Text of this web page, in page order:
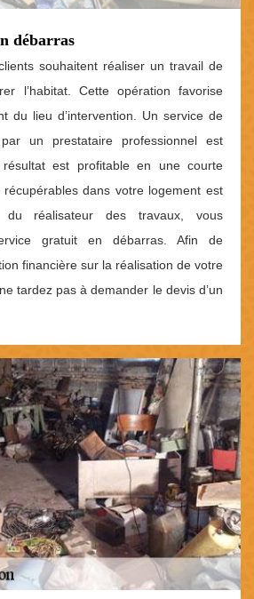
débarras
souhaitent réaliser un travail de
l’habitat. Cette opération favorise
du lieu d’intervention. Un service de
un prestataire professionnel est
est profitable en une courte
dans votre logement est
réalisateur des travaux, vous
gratuit en débarras. Afin de
financière sur la réalisation de votre
tardez pas à demander le devis d’un